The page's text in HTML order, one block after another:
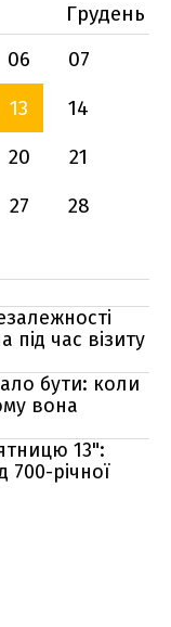
Грудень
06
07
13
14
20
21
27
28
час візиту
бути: коли
вона
13":
700-річної